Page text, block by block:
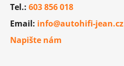
Tel.: 603 856 018
Email: info@autohifi-jean.cz
Napište nám